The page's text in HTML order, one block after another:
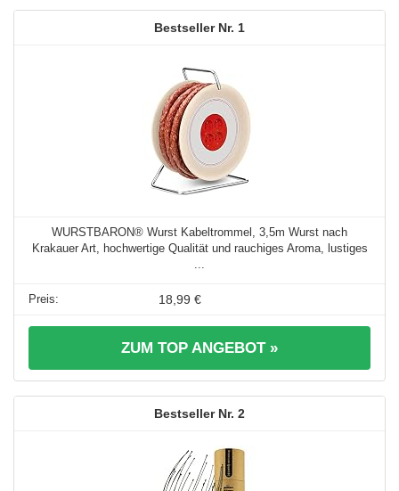
1
WURSTBARON® Wurst Kabeltrommel, 3,5m Wurst nach
Krakauer Art, hochwertige Qualität und rauchiges Aroma, lustiges
...
18,99 €
ZUM TOP ANGEBOT »
2